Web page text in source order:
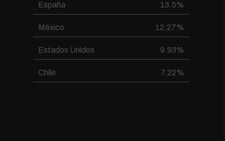
España 13.5%
México 12.27%
Estados Unidos 9.93%
Chile 7.22%